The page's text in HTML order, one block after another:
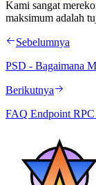
Kami sangat
maksimum adalah
Sebelumnya
PSD - Bagaimana
Berikutnya
FAQ Endpoint RPC